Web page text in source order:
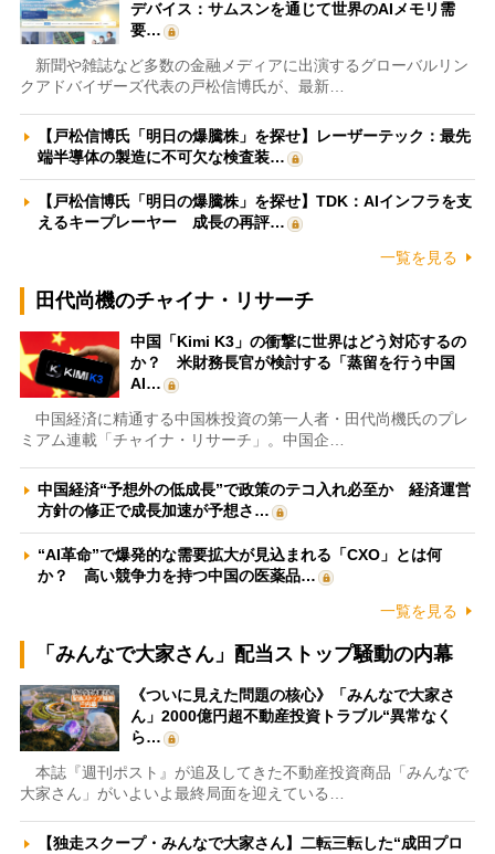
デバイス：サムスンを通じて世界のAIメモリ需
要…
新聞や雑誌など多数の金融メディアに出演するグローバルリン
クアドバイザーズ代表の戸松信博氏が、最新…
【戸松信博氏「明日の爆騰株」を探せ】レーザーテック：最先
端半導体の製造に不可欠な検査装…
【戸松信博氏「明日の爆騰株」を探せ】TDK：AIインフラを支
えるキープレーヤー 成長の再評…
一覧を見る
田代尚機のチャイナ・リサーチ
中国「Kimi K3」の衝撃に世界はどう対応するの
か？ 米財務長官が検討する「蒸留を行う中国
AI…
中国経済に精通する中国株投資の第一人者・田代尚機氏のプレ
ミアム連載「チャイナ・リサーチ」。中国企…
中国経済“予想外の低成長”で政策のテコ入れ必至か 経済運営
方針の修正で成長加速が予想さ…
“AI革命”で爆発的な需要拡大が見込まれる「CXO」とは何
か？ 高い競争力を持つ中国の医薬品…
一覧を見る
「みんなで大家さん」配当ストップ騒動の内幕
《ついに見えた問題の核心》「みんなで大家さ
ん」2000億円超不動産投資トラブル“異常なく
ら…
本誌『週刊ポスト』が追及してきた不動産投資商品「みんなで
大家さん」がいよいよ最終局面を迎えている…
【独走スクープ・みんなで大家さん】二転三転した“成田プロ